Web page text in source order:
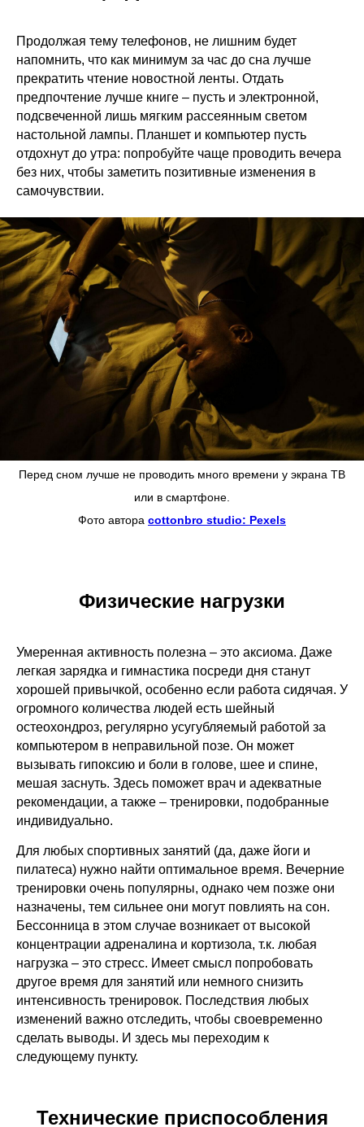
Продолжая тему телефонов, не лишним будет
напомнить, что как минимум за час до сна лучше
прекратить чтение новостной ленты. Отдать
предпочтение лучше книге – пусть и электронной,
подсвеченной лишь мягким рассеянным светом
настольной лампы. Планшет и компьютер пусть
отдохнут до утра: попробуйте чаще проводить вечера
без них, чтобы заметить позитивные изменения в
самочувствии.
Перед сном лучше не проводить много времени у экрана ТВ
или в смартфоне.
Фото автора cottonbro studio: Pexels
Физические нагрузки
Умеренная активность полезна – это аксиома. Даже
легкая зарядка и гимнастика посреди дня станут
хорошей привычкой, особенно если работа сидячая. У
огромного количества людей есть шейный
остеохондроз, регулярно усугубляемый работой за
компьютером в неправильной позе. Он может
вызывать гипоксию и боли в голове, шее и спине,
мешая заснуть. Здесь поможет врач и адекватные
рекомендации, а также – тренировки, подобранные
индивидуально.
Для любых спортивных занятий (да, даже йоги и
пилатеса) нужно найти оптимальное время. Вечерние
тренировки очень популярны, однако чем позже они
назначены, тем сильнее они могут повлиять на сон.
Бессонница в этом случае возникает от высокой
концентрации адреналина и кортизола, т.к. любая
нагрузка – это стресс. Имеет смысл попробовать
другое время для занятий или немного снизить
интенсивность тренировок. Последствия любых
изменений важно отследить, чтобы своевременно
сделать выводы. И здесь мы переходим к
следующему пункту.
Технические приспособления